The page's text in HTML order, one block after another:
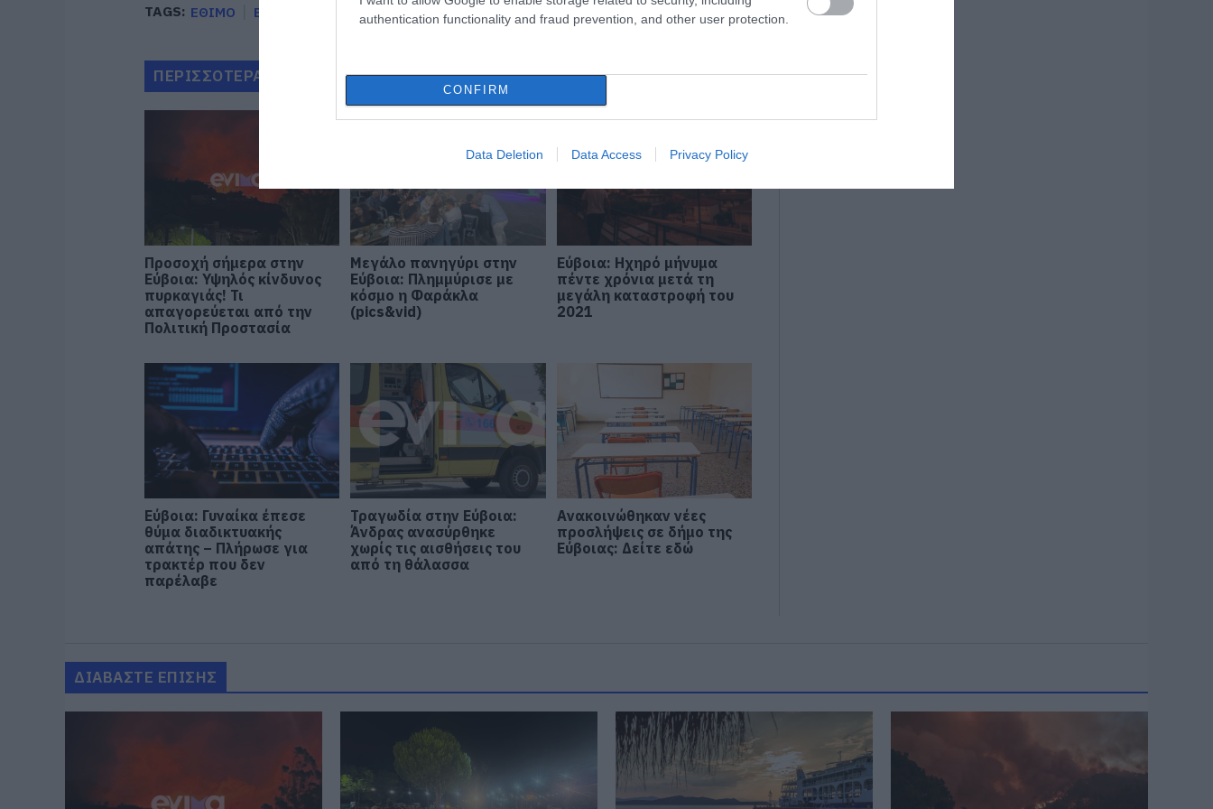
authentication functionality and fraud prevention, and other user protection.
CONFIRM
Data Deletion Data Access Privacy Policy
TAGS: ΕΘΙΜΟ ΕΙΔΗΣΕΙΣ ΕΥΒΟΙΑ ΕΡΕΤΡΙΑ ΕΥΒΟΙΑ ΝΕΑ ΕΥΒΟΙΑ
ΠΕΡΙΣΣΟΤΕΡΑ ΑΠΟ ΕΙΔΗΣΕΙΣ ΕΥΒΟΙΑ
Προσοχή σήμερα στην
Εύβοια: Υψηλός κίνδυνος
πυρκαγιάς! Τι
απαγορεύεται από την
Πολιτική Προστασία
Μεγάλο πανηγύρι στην
Εύβοια: Πλημμύρισε με
κόσμο η Φαράκλα
(pics&vid)
Εύβοια: Ηχηρό μήνυμα
πέντε χρόνια μετά τη
μεγάλη καταστροφή του
2021
Εύβοια: Γυναίκα έπεσε
θύμα διαδικτυακής
απάτης – Πλήρωσε για
τρακτέρ που δεν
παρέλαβε
Τραγωδία στην Εύβοια:
Άνδρας ανασύρθηκε
χωρίς τις αισθήσεις του
από τη θάλασσα
Ανακοινώθηκαν νέες
προσλήψεις σε δήμο της
Εύβοιας: Δείτε εδώ
ΔΙΑΒΑΣΤΕ ΕΠΙΣΗΣ